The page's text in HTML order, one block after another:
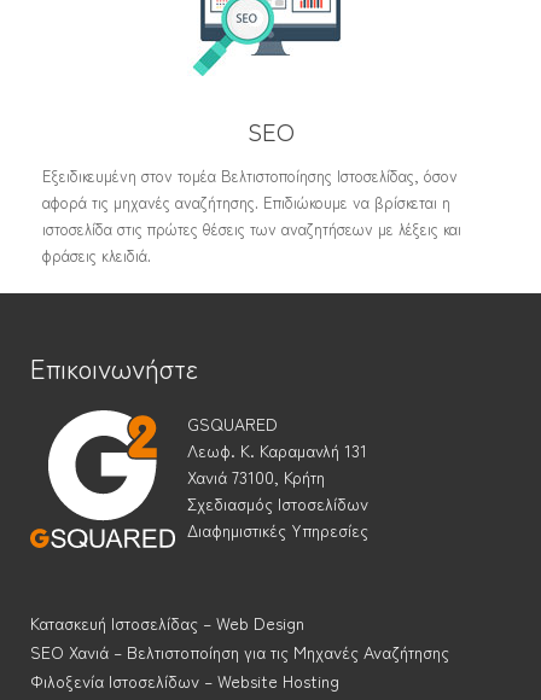
SEO
Εξειδικευμένη στον τομέα Βελτιστοποίησης Ιστοσελίδας, όσον
αφορά τις μηχανές αναζήτησης. Επιδιώκουμε να βρίσκεται η
ιστοσελίδα στις πρώτες θέσεις των αναζητήσεων με λέξεις και
φράσεις κλειδιά.
Επικοινωνήστε
GSQUARED
Λεωφ. Κ. Καραμανλή 131
Χανιά 73100, Κρήτη
Σχεδιασμός Ιστοσελίδων
Διαφημιστικές Υπηρεσίες
Κατασκευή Ιστοσελίδας – Web Design
SEO Χανιά – Βελτιστοποίηση για τις Μηχανές Αναζήτησης
Φιλοξενία Ιστοσελίδων – Website Hosting